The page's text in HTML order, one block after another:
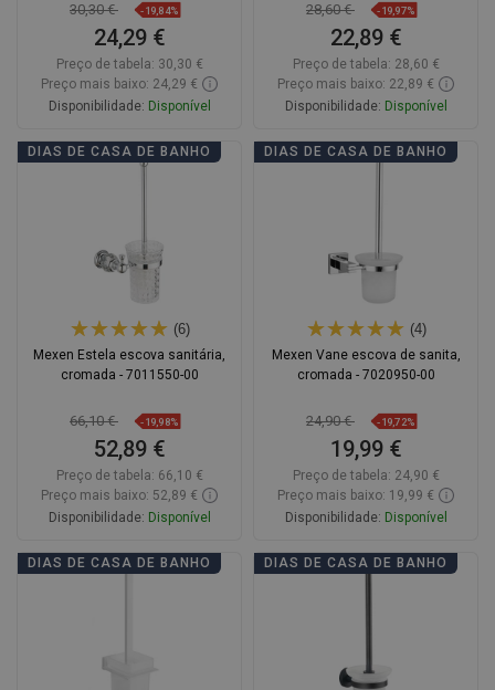
30,30 € -19,84%
24,29 €
Preço de tabela: 30,30 €
Preço mais baixo: 24,29 €
Disponibilidade: Disponível
Adicionar
28,60 € -19,97%
22,89 €
Preço de tabela: 28,60 €
Preço mais baixo: 22,89 €
Disponibilidade: Disponível
Adicionar
DIAS DE CASA DE BANHO
(6)
Mexen Estela escova sanitária,
cromada - 7011550-00
66,10 € -19,98%
52,89 €
Preço de tabela: 66,10 €
Preço mais baixo: 52,89 €
Disponibilidade: Disponível
Adicionar
DIAS DE CASA DE BANHO
(4)
Mexen Vane escova de sanita,
cromada - 7020950-00
24,90 € -19,72%
19,99 €
Preço de tabela: 24,90 €
Preço mais baixo: 19,99 €
Disponibilidade: Disponível
Adicionar
DIAS DE CASA DE BANHO DIAS DE CASA DE BANHO